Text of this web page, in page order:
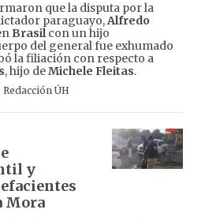
que la disputa por la
paraguayo,Alfredo
Brasilcon un hijo
del general fue exhumado
la filiación con respecto a
, hijo deMichele Fleitas.
Redacción ÚH
y
Mora